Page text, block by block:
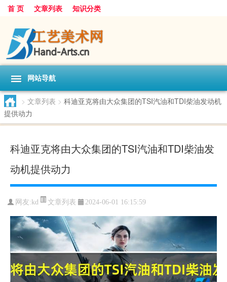
首 页 文章列表 知识分类
网站导航
> 文章列表 > 科迪亚克将由大众集团的TSI汽油和TDI柴油发动机
提供动力
科迪亚克将由大众集团的TSI汽油和TDI柴油发
动机提供动力
网友: kd 文章列表 2024-06-01 16:15:59